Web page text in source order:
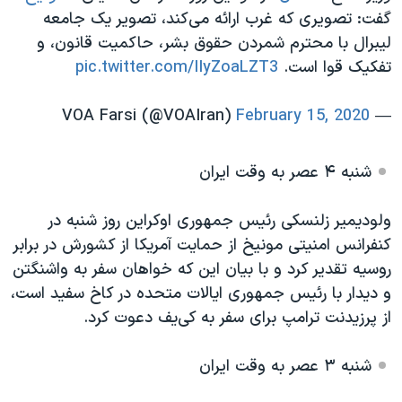
گفت: تصویری که غرب ارائه می‌کند، تصویر یک جامعه
لیبرال با محترم شمردن حقوق بشر، حاکمیت قانون، و
تفکیک قوا است. pic.twitter.com/IIyZoaLZT3
— VOA Farsi (@VOAIran)
February 15, 2020
شنبه ۴ عصر به وقت ایران
ولودیمیر زلنسکی رئیس جمهوری اوکراین روز شنبه در
کنفرانس امنیتی مونیخ از حمایت آمریکا از کشورش در برابر
روسیه تقدیر کرد و با بیان این که خواهان سفر به واشنگتن
و دیدار با رئیس جمهوری ایالات متحده در کاخ سفید است،
از پرزیدنت ترامپ برای سفر به کی‌یف دعوت کرد.
شنبه ۳ عصر به وقت ایران